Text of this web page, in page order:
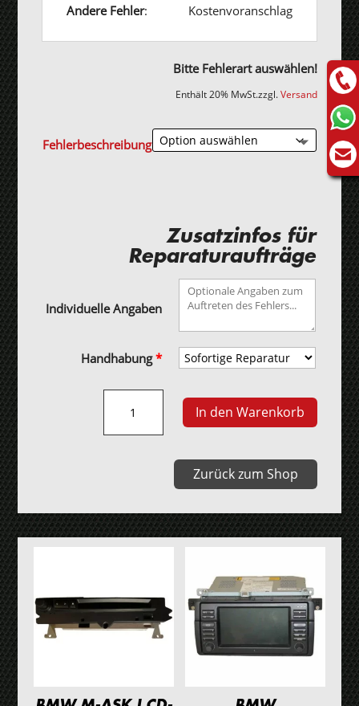
Andere Fehler: Kostenvoranschlag
Bitte Fehlerart auswählen!
Enthält 20% MwSt.zzgl.Versand
Fehlerbeschreibung
Zusatzinfos für
Reparaturaufträge
Individuelle Angaben
Handhabung*
M1.1/1.2/1.3
Motorsteuergerät
In den Warenkorb
Zurück zum Shop